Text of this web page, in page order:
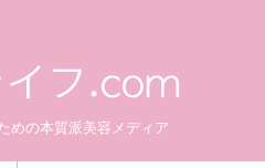
めの本質派美容メディア